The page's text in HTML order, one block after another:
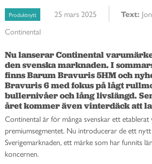
Produktnytt 25 mars 2025 Text:
Continental
Nu lanserar Continental
den svenska marknaden. I
finns Barum Bravuris 5HM och
Bravuris 6 med fokus på lågt
bullernivåer och lång livslängd.
året kommer även vinterdäck att
Continental är för många svenskar ett
premiumsegmentet. Nu introducerar de ett
Sverigemarknaden, ett märke som har funnits
koncernen.